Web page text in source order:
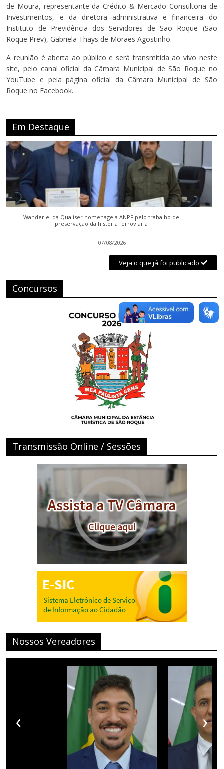
de Moura, representante da Crédito & Mercado Consultoria de
Investimentos, e da diretora administrativa e financeira do
Instituto de Previdência dos Servidores de São Roque (São
Roque Prev), Gabriela Thays de Moraes Agostinho.
A reunião é aberta ao público e será transmitida ao vivo neste
site, pelo canal oficial da Câmara Municipal de São Roque no
YouTube e pela página oficial da Câmara Municipal de São
Roque no Facebook.
Em Destaque
Wanderlei da Qualiser homenageia ANPF pelo trabalho de
preservação da história ferroviária
07/08/2026
Veja o que já foi publicado
Concursos
Transmissão Online / Sessões
Nossos Vereadores
‹ ›